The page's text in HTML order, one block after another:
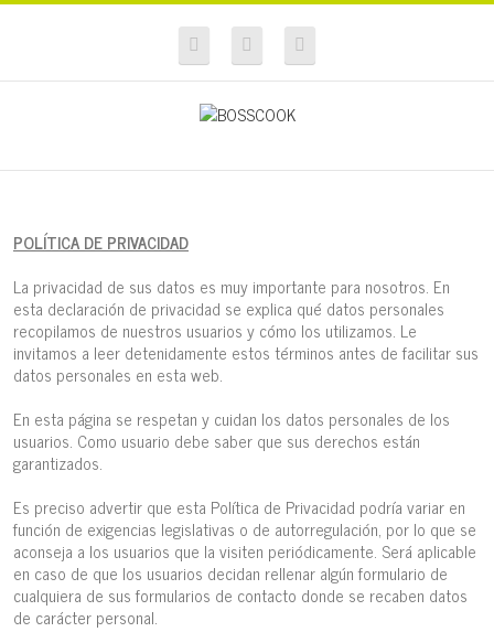
POLÍTICA DE PRIVACIDAD
La privacidad de sus datos es muy importante para nosotros. En
esta declaración de privacidad se explica qué datos personales
recopilamos de nuestros usuarios y cómo los utilizamos. Le
invitamos a leer detenidamente estos términos antes de facilitar sus
datos personales en esta web.
En esta página se respetan y cuidan los datos personales de los
usuarios. Como usuario debe saber que sus derechos están
garantizados.
Es preciso advertir que esta Política de Privacidad podría variar en
función de exigencias legislativas o de autorregulación, por lo que se
aconseja a los usuarios que la visiten periódicamente. Será aplicable
en caso de que los usuarios decidan rellenar algún formulario de
cualquiera de sus formularios de contacto donde se recaben datos
de carácter personal.